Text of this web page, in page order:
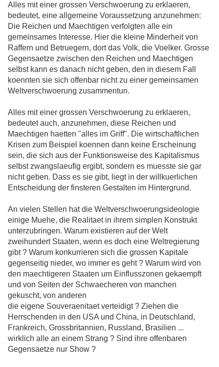
Alles mit einer grossen Verschwoerung zu erklaeren,
bedeutet, eine allgemeine Voraussetzung anzunehmen:
Die Reichen und Maechtigen verfolgten alle ein
gemeinsames Interesse. Hier die kleine Minderheit von
Raffern und Betruegern, dort das Volk, die Voelker. Grosse
Gegensaetze zwischen den Reichen und Maechtigen
selbst kann es danach nicht geben, den in diesem Fall
koennten sie sich offenbar nicht zu einer gemeinsamen
Weltverschwoerung zusammentun.
Alles mit einer grossen Verschwoerung zu erklaeren,
bedeutet auch, anzunehmen, diese Reichen und
Maechtigen haetten "alles im Griff". Die wirtschaftlichen
Krisen zum Beispiel koennen dann keine Erscheinung
sein, die sich aus der Funktionsweise des Kapitalismus
selbst zwangslaeufig ergibt, sondern es muesste sie gar
nicht geben. Dass es sie gibt, liegt in der willkuerlichen
Entscheidung der finsteren Gestalten im Hintergrund.
An vielen Stellen hat die Weltverschwoerungsideologie
einige Muehe, die Realitaet in ihrem simplen Konstrukt
unterzubringen. Warum existieren auf der Welt
zweihundert Staaten, wenn es doch eine Weltregierung
gibt ? Warum konkurrieren sich die grossen Kapitale
gegenseitig nieder, wo immer es geht ? Warum wird von
den maechtigeren Staaten um Einflusszonen gekaempft
und von Seiten der Schwaecheren von manchen
gekuscht, von anderen
die eigene Souveraenitaet verteidigt ? Ziehen die
Herrschenden in den USA und China, in Deutschland,
Frankreich, Grossbritannien, Russland, Brasilien ...
wirklich alle an einem Strang ? Sind ihre offenbaren
Gegensaetze nur Show ?